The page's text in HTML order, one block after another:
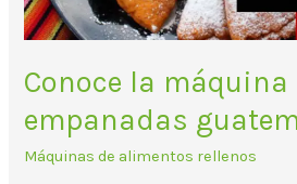
Conoce la máquina
empanadas
Máquinas de alimentos rellenos